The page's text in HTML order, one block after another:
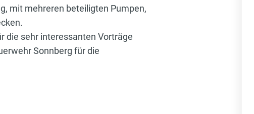
mit mehreren beteiligten Pumpen,
die sehr interessanten Vorträge
Sonnberg für die